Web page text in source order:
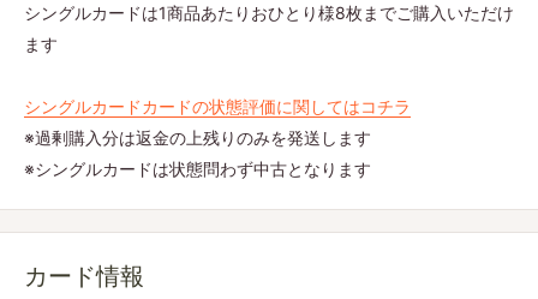
シングルカードは1商品あたりおひとり様8枚までご購入いただけ
ます
シングルカードカードの状態評価に関してはコチラ
※過剰購入分は返金の上残りのみを発送します
※シングルカードは状態問わず中古となります
カード情報